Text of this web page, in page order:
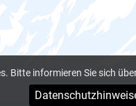
Bitte informieren Sie sich